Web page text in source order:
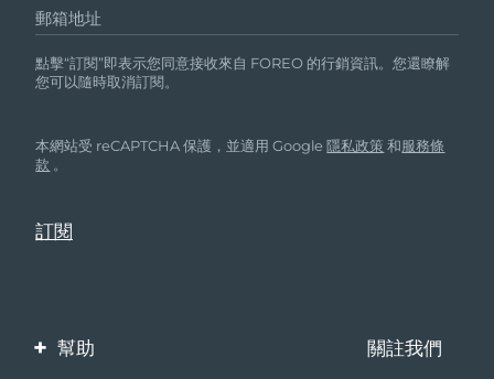
郵箱地址
點擊“訂閱”即表示您同意接收來自 FOREO 的行銷資訊。您還瞭解
您可以隨時取消訂閱。
本網站受 reCAPTCHA 保護，並適用 Google隱私政策 和服務條
款 。
幫助 關註我們